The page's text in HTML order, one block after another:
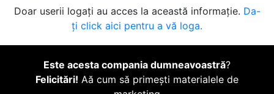
Doar userii logați au acces la această informație. Da-
ți click aici pentru a vă loga.
Este acesta compania dumneavoastră?
Felicitări! Aă cum să primești materialele de